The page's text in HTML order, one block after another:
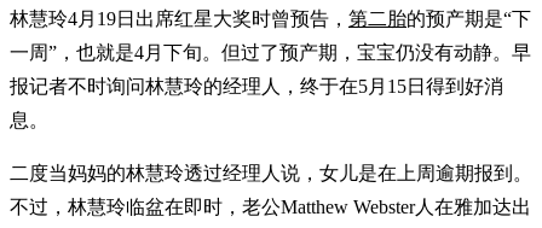
林慧玲4月19日出席红星大奖时曾预告， 第二胎的预产期是“下
一周”，也就是4月下旬。但过了预产期，宝宝仍没有动静。早
报记者不时询问林慧玲的经理人，终于在5月15日得到好消
息。
二度当妈妈的林慧玲透过经理人说，女儿是在上周逾期报到。
不过，林慧玲临盆在即时，老公Matthew Webster人在雅加达出